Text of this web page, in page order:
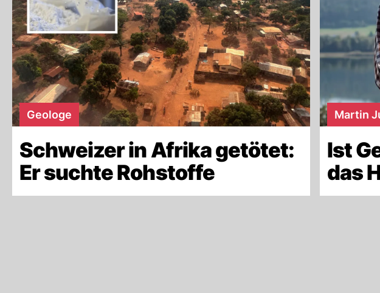
Geologe
Schweizer in Afrika getötet:
Er suchte Rohstoffe
Martin
Ist
das